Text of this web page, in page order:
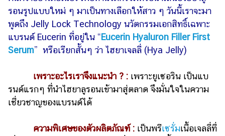
รอนรูปแบบใหม่ ๆ มาเป็นทางเลือกให้สาว ๆ วันนี้เราจะมา
พูดถึง Jelly Lock Technology นวัตกรรมเอกสิทธิ์เฉพาะ
แบรนด์ Eucerin ที่อยู่ใน “Eucerin Hyaluron Filler First
Serum” หรือเรียกสั้นๆ ว่า ไฮยาเจลลี่ (Hya Jelly)
เพราะอะไรเราจึงแนะนำ ? : เพราะยูเซอริน เป็นแบ
รนด์แรกๆ ที่นำไฮยาลูรอนเข้ามาสู่ตลาด จึงมั่นใจในความ
เชี่ยวชาญของแบรนด์ได้
ความพิเศษของตัวผลิตภัณฑ์ : เป็นพรีเซรั่มเนื้อเจลลี่ที่